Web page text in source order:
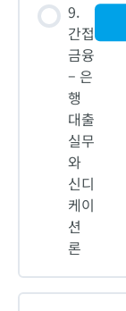
9.
간접
금융
– 은
행
대출
실무
와
신디
케이
션
론